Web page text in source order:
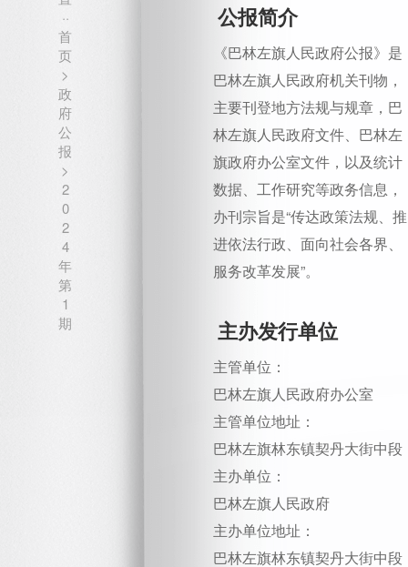
··
首
页
>
政
府
公
报
>
2
0
2
4
年
第
1
期
公报简介
《巴林左旗人民政府公报》是
巴林左旗人民政府机关刊物，
主要刊登地方法规与规章，巴
林左旗人民政府文件、巴林左
旗政府办公室文件，以及统计
数据、工作研究等政务信息，
办刊宗旨是“传达政策法规、推
进依法行政、面向社会各界、
服务改革发展”。
主办发行单位
主管单位：
巴林左旗人民政府办公室
主管单位地址：
巴林左旗林东镇契丹大街中段
主办单位：
巴林左旗人民政府
主办单位地址：
巴林左旗林东镇契丹大街中段